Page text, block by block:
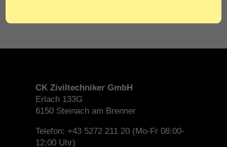
CK Ziviltechniker GmbH
Erlach 133G
6150 Steinach am Brenner
Telefon: +43 5272 211 20 (Mo-Fr 08:00-
12:00 Uhr)